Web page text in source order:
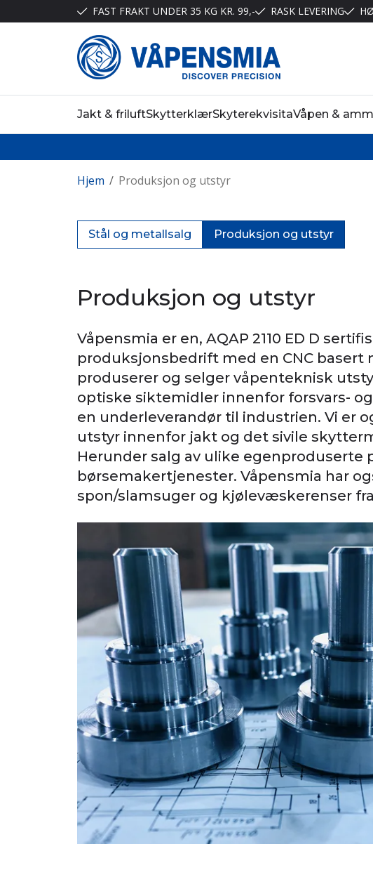
FAST FRAKT UNDER 35 KG KR. 99,- RASK LEVERING
Jakt & friluftSkytterklærSkyterekvisitaVåpen &
/
Hjem Produksjon og utstyr
Stål og metallsalg Produksjon og utstyr
Produksjon og utstyr
Våpensmia er en, AQAP 2110 ED D
produksjonsbedrift med en CNC basert
produserer og selger våpenteknisk
optiske siktemidler innenfor forsvars-
en underleverandør til industrien. Vi er
utstyr innenfor jakt og det sivile
Herunder salg av ulike egenproduserte
børsemakertjenester. Våpensmia har
spon/slamsuger og kjølevæskerenser fra